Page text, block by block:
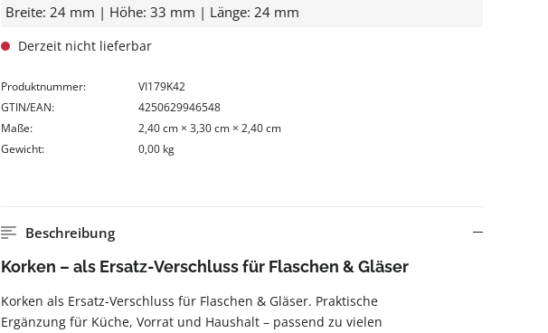
Breite: 24 mm | Höhe: 33 mm | Länge: 24 mm
Derzeit nicht lieferbar
Produktnummer:
VI179K42
GTIN/EAN:
4250629946548
Maße:
2,40 cm × 3,30 cm × 2,40 cm
Gewicht:
0,00 kg
Beschreibung
Korken – als Ersatz-Verschluss für Flaschen & Gläser
Korken als Ersatz-Verschluss für Flaschen & Gläser. Praktische
Ergänzung für Küche, Vorrat und Haushalt – passend zu vielen